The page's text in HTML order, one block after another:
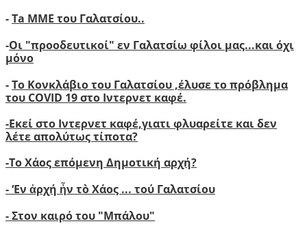
-Ta ΜΜΕ του Γαλατσίου..
-Οι "προοδευτικοί" εν Γαλατσίω φίλοι μας...και όχι
μόνο
-Το Κονκλάβιο του Γαλατσίου ,έλυσε το πρόβλημα
του COVID 19 στο Ιντερνετ καφέ.
-Εκεί στο Ιντερνετ καφέ,γιατι φλυαρείτε και δεν
λέτε απολύτως τίποτα?
-Το Χάος επόμενη Δημοτική αρχή?
-‘Εν ἀρχή ἦν τὸ Χάος ... τού Γαλατσίου
-Στον καιρό του "Μπάλου"